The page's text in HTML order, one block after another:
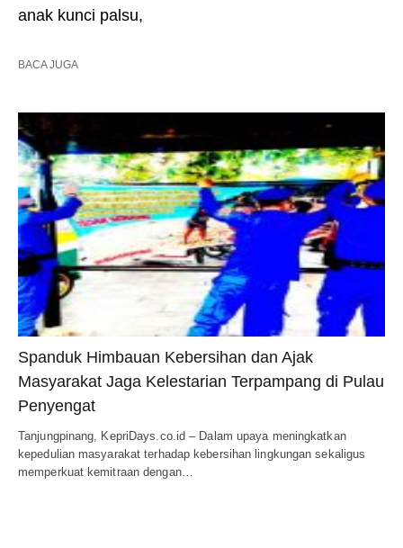
anak kunci palsu,
BACA JUGA
Spanduk Himbauan Kebersihan dan Ajak
Masyarakat Jaga Kelestarian Terpampang di Pulau
Penyengat
Tanjungpinang, KepriDays.co.id – Dalam upaya meningkatkan
kepedulian masyarakat terhadap kebersihan lingkungan sekaligus
memperkuat kemitraan dengan…